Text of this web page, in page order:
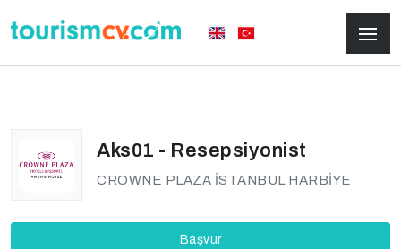
Aks01 - Resepsiyonist
CROWNE PLAZA İSTANBUL HARBİYE
Başvur